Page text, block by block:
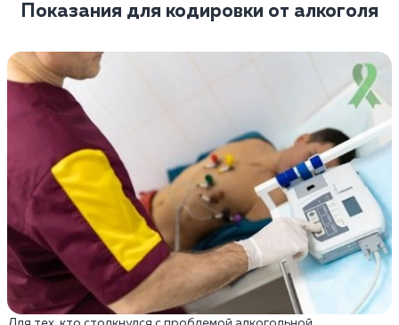
Показания для кодировки от алкоголя